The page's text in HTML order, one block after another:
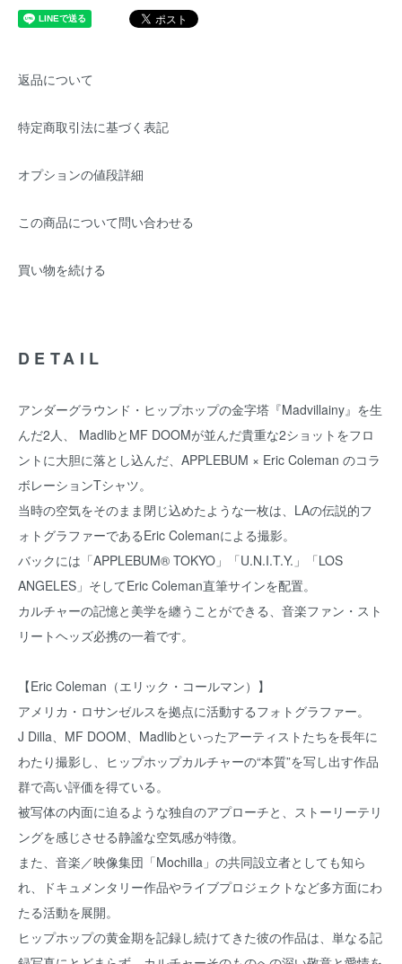
返品について
特定商取引法に基づく表記
オプションの値段詳細
この商品について問い合わせる
買い物を続ける
DETAIL
アンダーグラウンド・ヒップホップの金字塔『Madvillainy』を生
んだ2人、 MadlibとMF DOOMが並んだ貴重な2ショットをフロ
ントに大胆に落とし込んだ、APPLEBUM × Eric Coleman のコラ
ボレーションTシャツ。
当時の空気をそのまま閉じ込めたような一枚は、LAの伝説的フ
ォトグラファーであるEric Colemanによる撮影。
バックには「APPLEBUM® TOKYO」「U.N.I.T.Y.」「LOS
ANGELES」そしてEric Coleman直筆サインを配置。
カルチャーの記憶と美学を纏うことができる、音楽ファン・スト
リートヘッズ必携の一着です。
【Eric Coleman（エリック・コールマン）】
アメリカ・ロサンゼルスを拠点に活動するフォトグラファー。
J Dilla、MF DOOM、Madlibといったアーティストたちを長年に
わたり撮影し、ヒップホップカルチャーの“本質”を写し出す作品
群で高い評価を得ている。
被写体の内面に迫るような独自のアプローチと、ストーリーテリ
ングを感じさせる静謐な空気感が特徴。
また、音楽／映像集団「Mochilla」の共同設立者としても知ら
れ、ドキュメンタリー作品やライブプロジェクトなど多方面にわ
たる活動を展開。
ヒップホップの黄金期を記録し続けてきた彼の作品は、単なる記